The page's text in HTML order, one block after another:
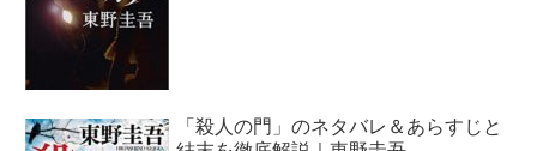
「殺人の門」のネタバレ＆あらすじと